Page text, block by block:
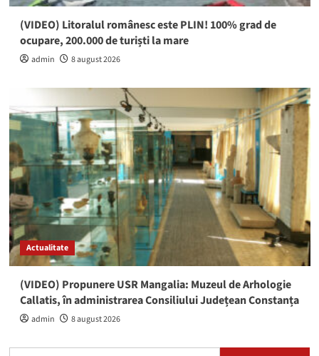
(VIDEO) Litoralul românesc este PLIN! 100% grad de
ocupare, 200.000 de turiști la mare
admin 8 august 2026
Actualitate
(VIDEO) Propunere USR Mangalia: Muzeul de Arhologie
Callatis, în administrarea Consiliului Județean Constanța
admin 8 august 2026